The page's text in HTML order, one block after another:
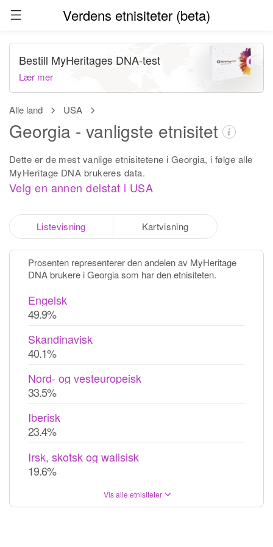
Verdens etnisiteter (beta)
Alle land USA
Georgia - vanligste etnisitet
Dette er de mest vanlige etnisitetene i Georgia, i følge alle
MyHeritage DNA brukeres data.
Velg en annen delstat i USA
Bestill MyHeritages DNA-test
Lær mer
Listevisning Kartvisning
Prosenten representerer den andelen av MyHeritage
DNA brukere i Georgia som har den etnisiteten.
Engelsk
49.9%
Skandinavisk
40.1%
Nord- og vesteuropeisk
33.5%
Iberisk
23.4%
Irsk, skotsk og walisisk
19.6%
Vis alle etnisiteter